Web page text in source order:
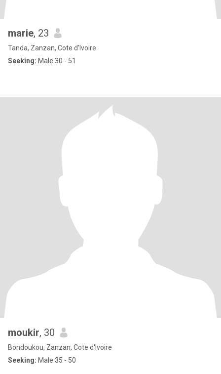
marie, 23
Tanda, Zanzan, Cote d'Ivoire
Seeking: Male 30 - 51
moukir, 30
Bondoukou, Zanzan, Cote d'Ivoire
Seeking: Male 35 - 50